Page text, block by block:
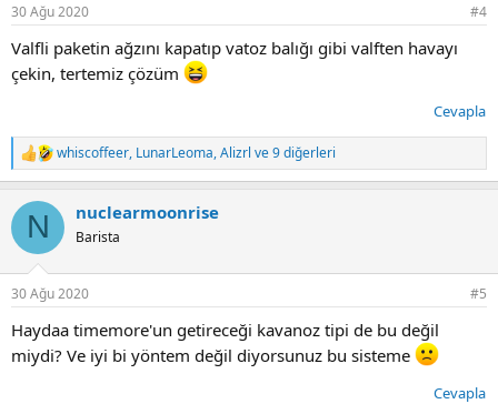
:
30 Ağu 2020 #4
Valfli paketin ağzını kapatıp vatoz balığı gibi valften havayı
çekin, tertemiz çözüm
Cevapla
T
e
k
l
:
whiscoffeer, LunarLeoma,Alizrl ve 9 diğerleri
N nuclearmoonrise
Barista
30 Ağu 2020 #5
Haydaa timemore'un getireceği kavanoz tipi de bu değil
miydi? Ve iyi bi yöntem değil diyorsunuz bu sisteme
Cevapla